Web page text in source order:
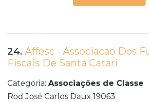
24. Affesc - Associacao Dos
Fiscais De Santa Catari
Categoria: Associações de Classe
Rod José Carlos Daux 19063